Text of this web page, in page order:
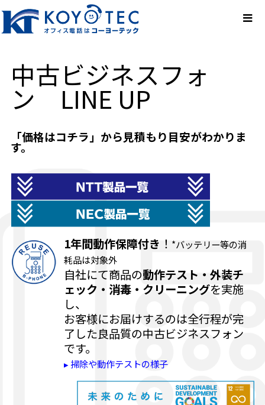
中古ビジネスフォ
ン LINE UP
「価格はコチラ」から見積もり目安がわかりま
す。
1年間動作保障付き ！ *バッテリー等の消
耗品は対象外
自社にて商品の動作テスト・外装チ
ェック・消毒・クリーニングを実施
し、
お客様にお届けするのは全行程が完
了した良品質の中古ビジネスフォン
です。
▸ 掃除や動作テストの様子